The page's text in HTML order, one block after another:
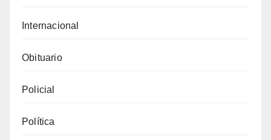
Internacional
Obituario
Policial
Política